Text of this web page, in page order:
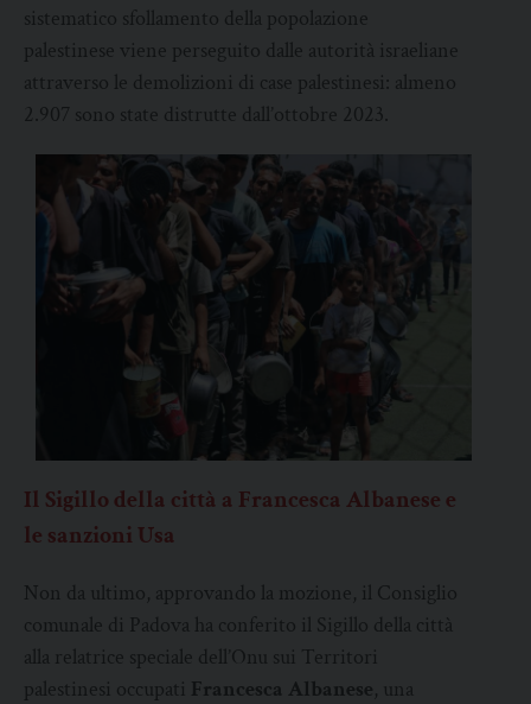
sistematico sfollamento della popolazione
palestinese viene perseguito dalle autorità israeliane
attraverso le demolizioni di case palestinesi: almeno
2.907 sono state distrutte dall’ottobre 2023.
Il Sigillo della città a Francesca Albanese e
le sanzioni Usa
Non da ultimo, approvando la mozione, il Consiglio
comunale di Padova ha conferito il Sigillo della città
alla relatrice speciale dell’Onu sui Territori
palestinesi occupati Francesca Albanese, una